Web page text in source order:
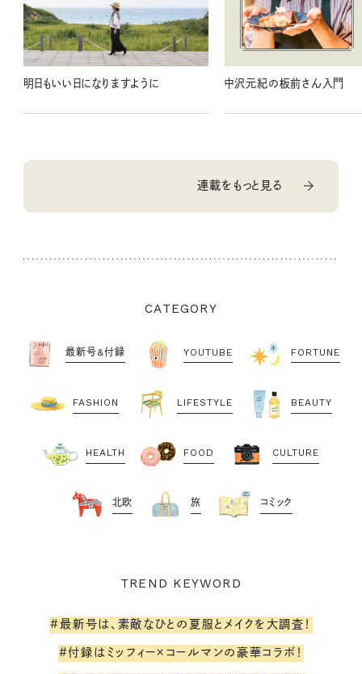
明日もいい日になりますように 中沢元紀の板前さん入門
連載をもっと見る
CATEGORY
最新号&付録 YOUTUBE FORTUNE
FASHION LIFESTYLE BEAUTY
HEALTH FOOD CULTURE
北欧 旅 コミック
TREND KEYWORD
#最新号は、素敵なひとの夏服とメイクを大調査！
#付録はミッフィー×コールマンの豪華コラボ！